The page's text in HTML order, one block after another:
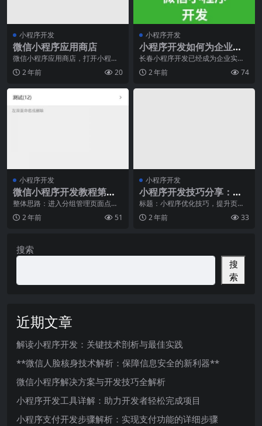
小程序开发
微信小程序应用商店
微信小程序应用商店，打开小程序
融入万千商机随着移动互联网的迅
猛发展，人们对于手机
2 年前 20
小程序开发
小程序开发如何为企业实
现线上线下融合发展的桥
梁
长春小程序开发已经成为企业实现
线上线下融合发展的重要桥梁。在
数字化时代，消费者的
2 年前 74
小程序开发
微信小程序开发教程第八
章：分组开发与左滑功能
实现
整体思路：进入分组管理页面点击
新建分组新建进入到未分组页面基
本操作进入到已
2 年前 51
小程序开发
小程序开发技巧分享：优
化小程序的页面渲染速度
标题：小程序优化技巧，提升页面
渲染速度巧妙把控 随着移动互联网
的快速发展，小程序
2 年前 33
搜索
搜
索
近期文章
解读小程序开发：关键技术剖析与最佳实践
**微信人脸核身技术解析：保障信息安全的新利器**
微信小程序解决方案与开发技巧全解析
小程序开发工具详解：助力开发者轻松完成项目
小程序支付开发步骤解析：实现支付功能的详细步骤